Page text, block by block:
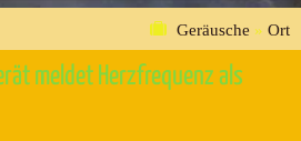
Geräusche » Ort
meldet Herzfrequenz als